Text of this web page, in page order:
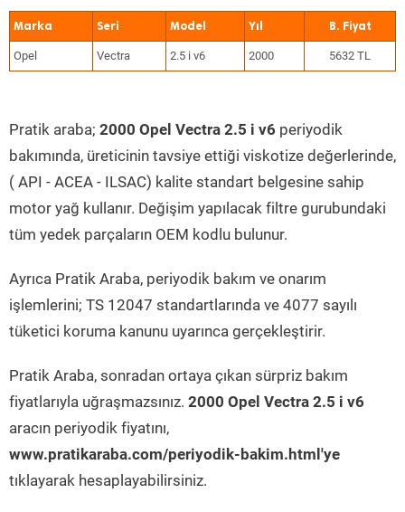
Marka Seri Model Yıl
Opel Vectra 2.5 i v6 2000 5632 TL
Pratik araba; 2000 Opel Vectra 2.5 i v6 periyodik
bakımında, üreticinin tavsiye ettiği viskotize değerlerinde,
( API - ACEA - ILSAC) kalite standart belgesine sahip
motor yağ kullanır. Değişim yapılacak filtre gurubundaki
tüm yedek parçaların OEM kodlu bulunur.
Ayrıca Pratik Araba, periyodik bakım ve onarım
işlemlerini; TS 12047 standartlarında ve 4077 sayılı
tüketici koruma kanunu uyarınca gerçekleştirir.
Pratik Araba, sonradan ortaya çıkan sürpriz bakım
fiyatlarıyla uğraşmazsınız. 2000 Opel Vectra 2.5 i v6
aracın periyodik fiyatını,
www.pratikaraba.com/periyodik-bakim.html'ye
tıklayarak hesaplayabilirsiniz.